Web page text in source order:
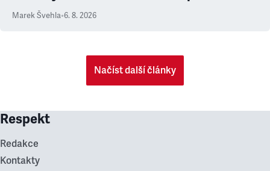
Marek Švehla•6. 8. 2026
Načíst další články
Respekt
Redakce
Kontakty